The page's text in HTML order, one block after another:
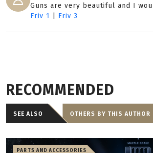
Guns are very beautiful and I
Friv 1
Friv 3
RECOMMENDED
SEE ALSO OTHERS BY THIS AUTHOR
PARTS AND ACCESSORIES